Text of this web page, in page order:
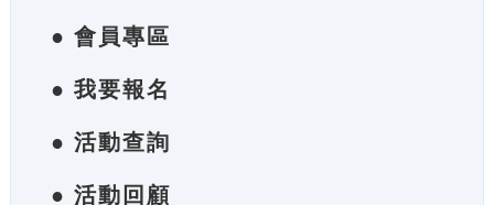
● 會員專區
● 我要報名
● 活動查詢
● 活動回顧